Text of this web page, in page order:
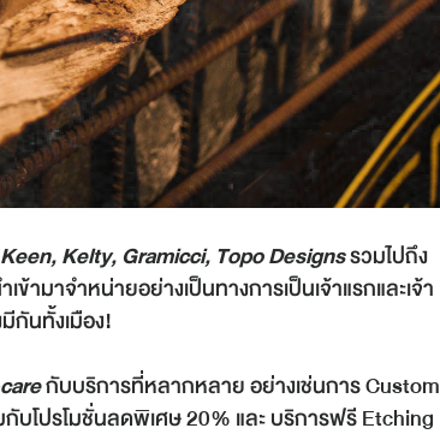
Kelty, Gramicci, Topo Designsรวมไปถึง
เข้ามาจำหน่ายอย่างเป็นทางการเป็นเจ้าแรกและเจ้า
กันทั้งเมือง!
กับบริการที่หลากหลาย อย่างเช่นการ Custom
บโปรโมชั่นลดพิเศษ 20% และ บริการฟรี Etching